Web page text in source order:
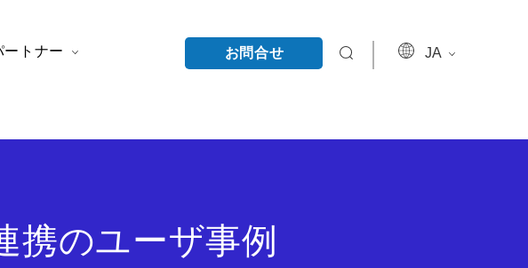
ートナー お問合せ JA
携のユーザ事例